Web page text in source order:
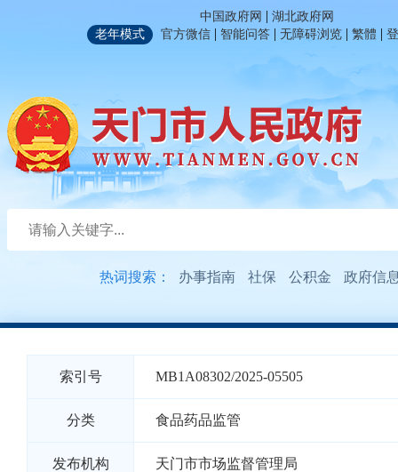
中国政府网 | 湖北政府网
老年模式
官方微信 | 智能问答 | 无障碍浏览 | 繁體 |
热词搜索： 办事指南 社保 公积金 政府信
索引号 MB1A08302/2025-05505
分类 食品药品监管
发布机构 天门市市场监督管理局